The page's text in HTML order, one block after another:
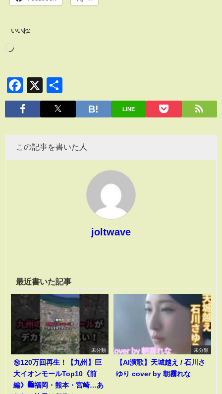
いいね:
Facebook
X
有
LINE
この記事を書いた人
joltwave
最近書いた記事
未分類
㊗️120万回再生！【九州】巨
大イオンモールTop10《前
編》🛍️福岡・熊本・宮崎…あ
未分類
【AI演歌】天城越え / 石川さ
ゆり cover by 朝霧れな